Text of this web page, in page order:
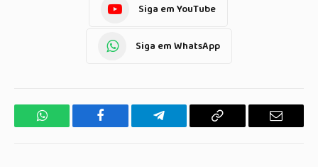
Siga em YouTube
Siga em WhatsApp
WhatsApp Facebook Telegrama Copiar
E-